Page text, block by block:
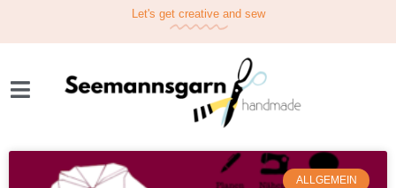
Let's get creative and sew
ALLGEMEIN